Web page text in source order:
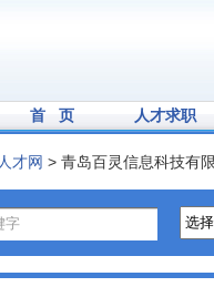
首 页 人才求职
才网 > 青岛百灵信息科技有